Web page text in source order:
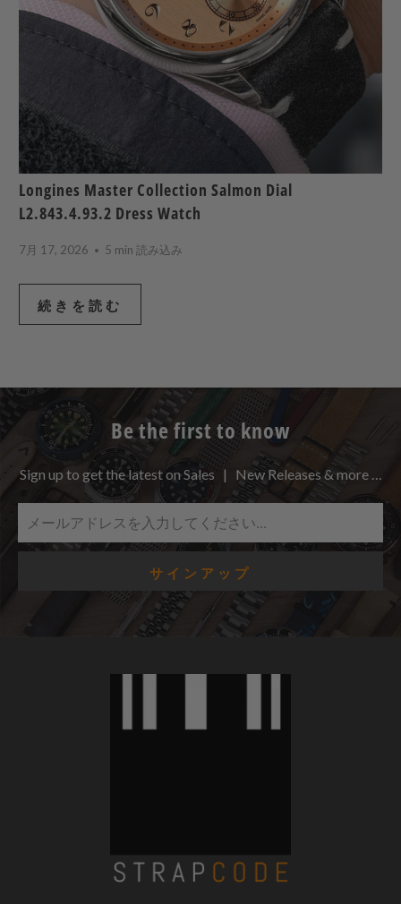
Longines Master Collection Salmon Dial
L2.843.4.93.2 Dress Watch
7月 17, 2026 5 min 読み込み
続きを読む
Be the first to know
Sign up to get the latest on Sales | New Releases & more …